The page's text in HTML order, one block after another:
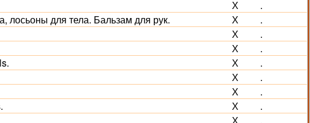
Х
.
лосьоны для тела. Бальзам для рук. Х
.
Х
.
Х
.
Х
.
Х
.
Х
.
Х
.